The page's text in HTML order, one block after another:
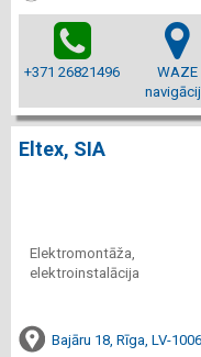
+371 26821496
WAZE
Eltex, SIA
Elektromontāža,
elektroinstalācija
Bajāru 18, Rīga, LV-1006